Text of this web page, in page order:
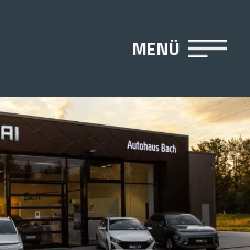
MENÜ